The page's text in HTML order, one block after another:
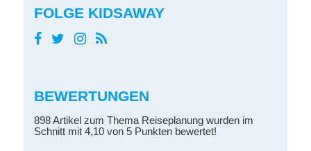
FOLGE KIDSAWAY
BEWERTUNGEN
898 Artikel zum Thema Reiseplanung wurden im
Schnitt mit 4,10 von 5 Punkten bewertet!